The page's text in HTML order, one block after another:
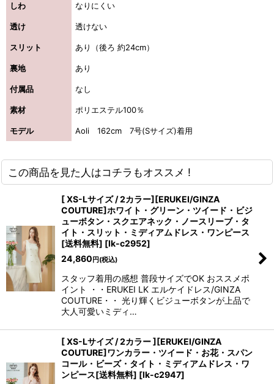
しわ なりにくい
透け 透けない
スリット あり（後ろ 約24cm）
裏地 あり
付属品 なし
素材 ポリエステル100％
モデル Aoli 162cm 7号(Sサイズ)着用
この商品を見た人はコチラもオススメ !
[ XS-Lサイズ / 2カラー][ERUKEI/GINZA
COUTURE]ホワイト・グリーン・ツイード・ビジ
ューボタン・スクエアネック・ノースリーブ・タ
イト・スリット・ミディアムドレス・ワンピース
[送料無料] [lk-c2952]
24,860 円 (税込)
スタッフ着用の感想 普段サイズでOK おススメポ
イント ・・ERUKEI LK エルケイドレス/GINZA
COUTURE・・ 光り輝くビジューボタンが上品で
大人可愛いミディ…
[ XS-Lサイズ / 2カラー ][ERUKEI/GINZA
COUTURE]ワンカラー・ツイード・お花・スパン
コール・ビーズ・タイト・ミディアムドレス・ワ
ンピース[送料無料] [lk-c2947]